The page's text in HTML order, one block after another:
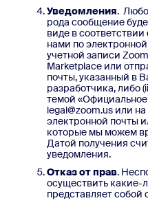
Уведомления.
рода сообщение
виде в
нами по
учетной записи
Marketplace или
почты, указанный в
разработчика, либо
темой
legal@zoom.us или
электронной почты
которые мы можем
Датой получения
уведомления.
Отказ от прав.
осуществить какие-
представляет собой